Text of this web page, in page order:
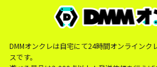
DMMオンクレは自宅にて24時間オンラインク
スです。